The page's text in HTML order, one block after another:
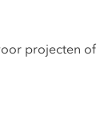
projecten of